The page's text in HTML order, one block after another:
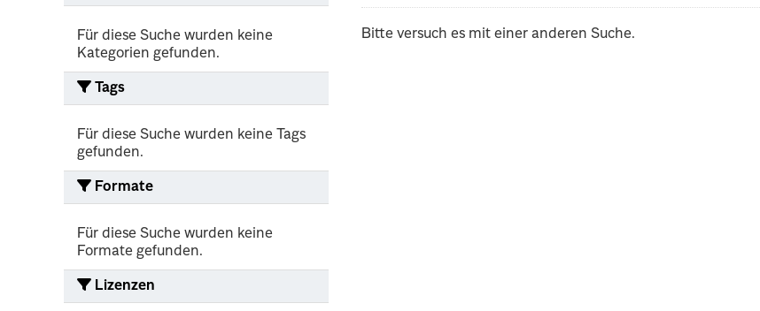
Für diese Suche wurden keine
Kategorien gefunden.
Tags
Für diese Suche wurden keine Tags
gefunden.
Formate
Für diese Suche wurden keine
Formate gefunden.
Lizenzen
Bitte versuch es mit einer anderen Suche.